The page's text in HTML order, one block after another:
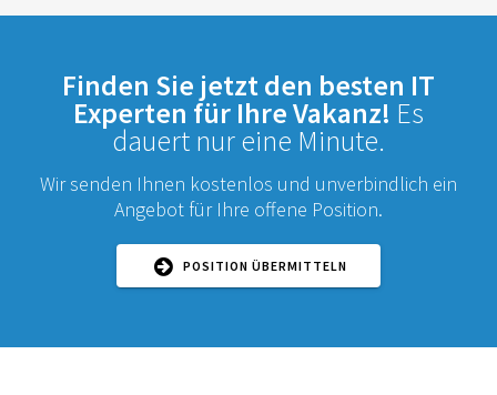
Finden Sie jetzt den besten IT
Experten für Ihre Vakanz! Es
dauert nur eine Minute.
Wir senden Ihnen kostenlos und unverbindlich ein
Angebot für Ihre offene Position.
POSITION ÜBERMITTELN